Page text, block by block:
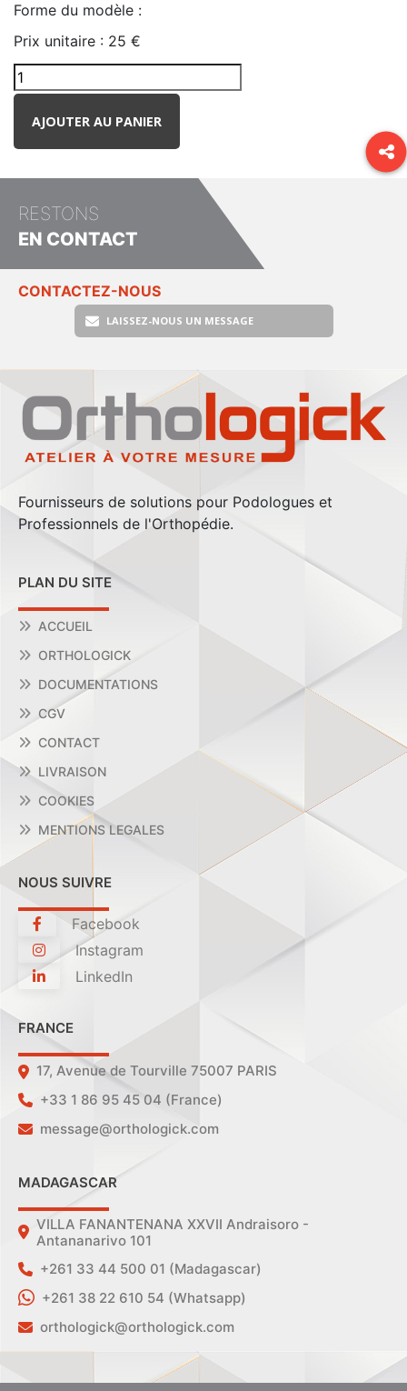
Forme du modèle :
Prix unitaire : 25 €
AJOUTER AU PANIER
RESTONS
EN CONTACT
CONTACTEZ-NOUS
LAISSEZ-NOUS UN MESSAGE
Fournisseurs de solutions pour Podologues et
Professionnels de l'Orthopédie.
PLAN DU SITE
ACCUEIL
ORTHOLOGICK
DOCUMENTATIONS
CGV
CONTACT
LIVRAISON
COOKIES
MENTIONS LEGALES
NOUS SUIVRE
Facebook
Instagram
LinkedIn
FRANCE
17, Avenue de Tourville 75007 PARIS
+33 1 86 95 45 04 (France)
message@orthologick.com
MADAGASCAR
VILLA FANANTENANA XXVII Andraisoro -
Antananarivo 101
+261 33 44 500 01 (Madagascar)
+261 38 22 610 54 (Whatsapp)
orthologick@orthologick.com